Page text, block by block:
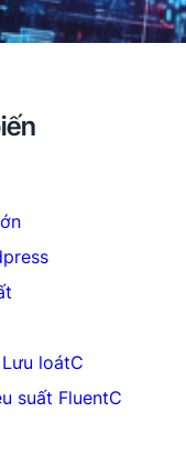
Lưu loátC
suất FluentC